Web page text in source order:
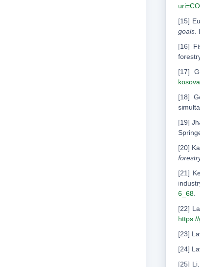
[15]
goals
[16]
[17]
[18]
[19]
[20]
[21]
6_68
[22]
[23]
[24]
[25]